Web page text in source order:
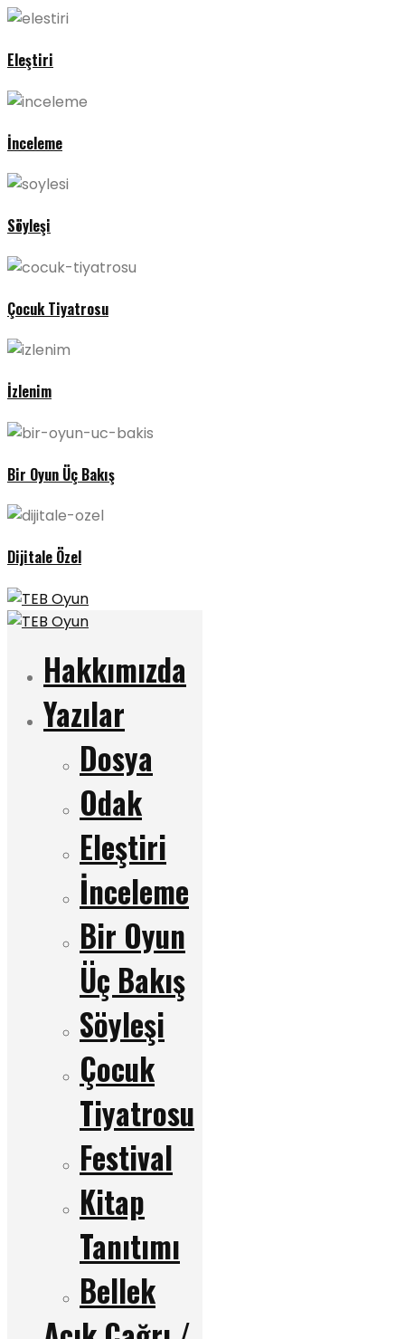
Eleştiri
İnceleme
Söyleşi
Çocuk Tiyatrosu
İzlenim
Bir Oyun Üç Bakış
Dijitale Özel
Hakkımızda
Yazılar
Dosya
Odak
Eleştiri
İnceleme
Bir Oyun
Üç Bakış
Söyleşi
Çocuk
Tiyatrosu
Festival
Kitap
Tanıtımı
Bellek